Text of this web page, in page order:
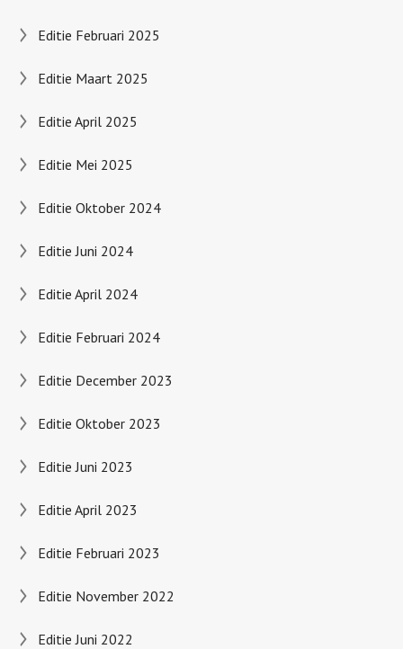
Editie Februari 2025
Editie Maart 2025
Editie April 2025
Editie Mei 2025
Editie Oktober 2024
Editie Juni 2024
Editie April 2024
Editie Februari 2024
Editie December 2023
Editie Oktober 2023
Editie Juni 2023
Editie April 2023
Editie Februari 2023
Editie November 2022
Editie Juni 2022